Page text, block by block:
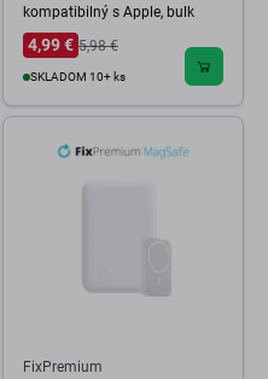
kompatibilný s Apple, bulk
4,99 € 5,98 €
SKLADOM 10+ ks
FixPremium